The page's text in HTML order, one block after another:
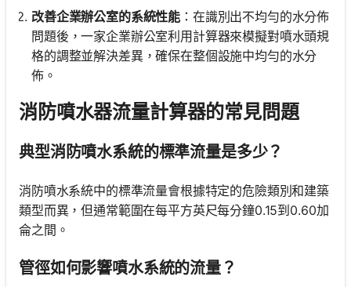
改善企業辦公室的系統性能 ：在識別出不均勻的水分佈
問題後，一家企業辦公室利用計算器來模擬對噴水頭規
格的調整並解決差異，確保在整個設施中均勻的水分
佈。
消防噴水器流量計算器的常見問題
典型消防噴水系統的標準流量是多少？
消防噴水系統中的標準流量會根據特定的危險類別和建築
類型而異，但通常範圍在每平方英尺每分鐘0.15到0.60加
侖之間。
管徑如何影響噴水系統的流量？